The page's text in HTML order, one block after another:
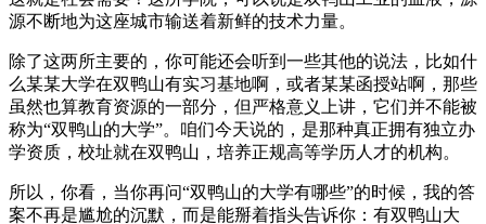
源不断地为这座城市输送着新鲜的技术力量。
除了这两所主要的，你可能还会听到一些其他的说法，比如什
么某某大学在双鸭山有实习基地啊，或者某某函授站啊，那些
虽然也算教育资源的一部分，但严格意义上讲，它们并不能被
称为“双鸭山的大学”。咱们今天说的，是那种真正拥有独立办
学资质，校址就在双鸭山，培养正规高等学历人才的机构。
所以，你看，当你再问“双鸭山的大学有哪些”的时候，我的答
案不再是尴尬的沉默，而是能掰着指头告诉你：有双鸭山大